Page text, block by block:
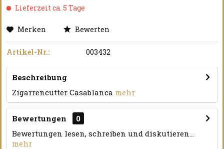
Lieferzeit ca. 5 Tage
Merken Bewerten
Artikel-Nr.: 003432
Beschreibung
Zigarrencutter Casablanca mehr
Bewertungen
0
Bewertungen lesen, schreiben und diskutieren...
mehr